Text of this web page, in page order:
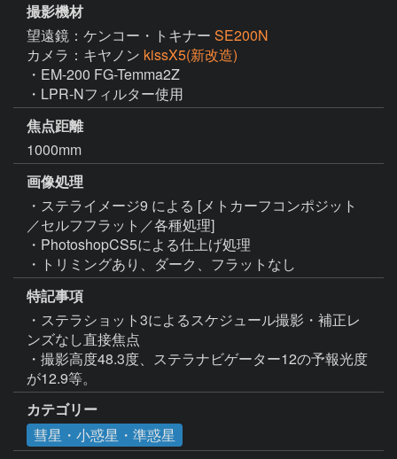
撮影機材
望遠鏡：ケンコー・トキナー SE200N
カメラ：キヤノン kissX5(新改造)
・EM-200 FG-Temma2Z
・LPR-Nフィルター使用
焦点距離
1000mm
画像処理
・ステライメージ9 による [メトカーフコンポジット
／セルフフラット／各種処理]
・PhotoshopCS5による仕上げ処理
・トリミングあり、ダーク、フラットなし
特記事項
・ステラショット3によるスケジュール撮影・補正レ
ンズなし直接焦点
・撮影高度48.3度、ステラナビゲーター12の予報光度
が12.9等。
カテゴリー
彗星・小惑星・準惑星